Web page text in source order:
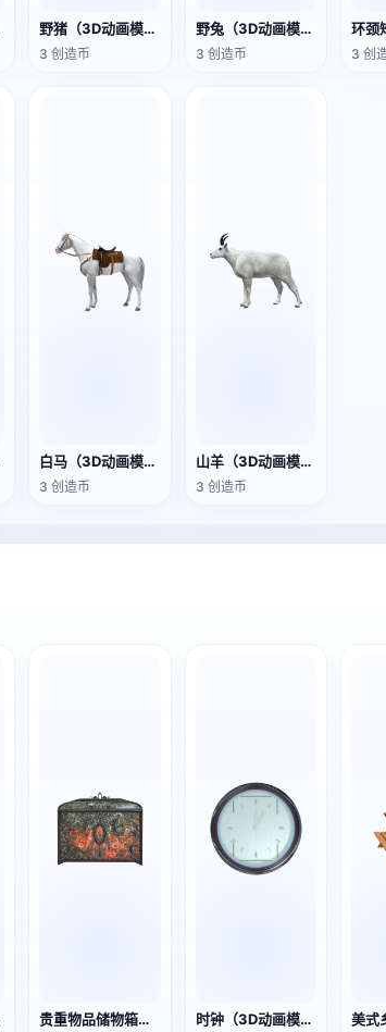
野猪（3D动画模型）
3 创造币
野兔（3D动画模型）
3 创造币 3 创
白马（3D动画模型）
3 创造币
山羊（3D动画模型）
3 创造币
贵重物品储物箱（3D动作模型） 时钟（3D动画模型）